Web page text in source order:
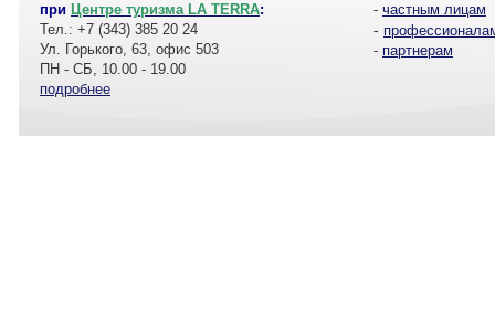
при Центре туризма LA TERRA:
Тел.: +7 (343) 385 20 24
Ул. Горького, 63, офис 503
ПН - СБ, 10.00 - 19.00
подробнее
- частным лицам
-
- партнерам